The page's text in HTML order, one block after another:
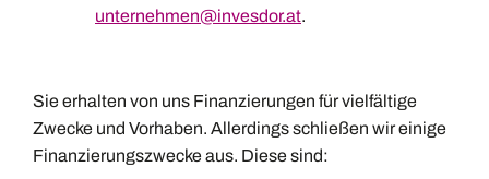
unternehmen@invesdor.at.
Sie erhalten von uns Finanzierungen für vielfältige
Zwecke und Vorhaben. Allerdings schließen wir einige
Finanzierungszwecke aus. Diese sind: